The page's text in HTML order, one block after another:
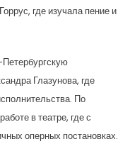
где изучала пение и
Глазунова, где
По
в театре, где с
оперных постановках.